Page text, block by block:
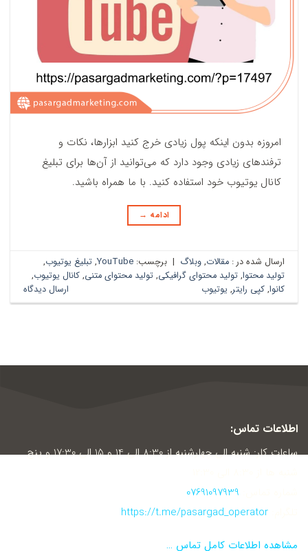
امروزه بدون اینکه پول زیادی خرج کنید ابزارها، نکات و
ترفندهای زیادی وجود دارد که می‌توانید از آن‌ها برای تبلیغ
کانال یوتیوب خود استفاده کنید. با ما همراه باشید.
ادامه →
ارسال شده در :مقالات,وبلاگ | برچسب:YouTube
,تبلیغ یوتیوب,
تولید محتوا,تولید محتوای گرافیکی,تولید محتوای متنی,کانال یوتیوب,
کانوا,کپی رایتر, یوتیوب ارسال دیدگاه
اطلاعات تماس:
ساعات کار: شنبه الی چهارشنبه از 8:30 الی 14 و 15 الی 17:30 و پنج
07691097939
https://t.me/pasargad_operator
مشاهده اطلاعات کامل تماس …